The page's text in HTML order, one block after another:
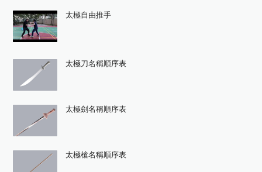
太極自由推手
太極刀名稱順序表
太極劍名稱順序表
太極槍名稱順序表